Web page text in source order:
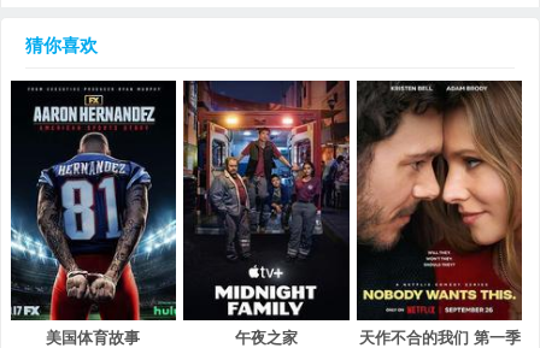
猜你喜欢
美国体育故事 午夜之家 天作不合的我们 第一季